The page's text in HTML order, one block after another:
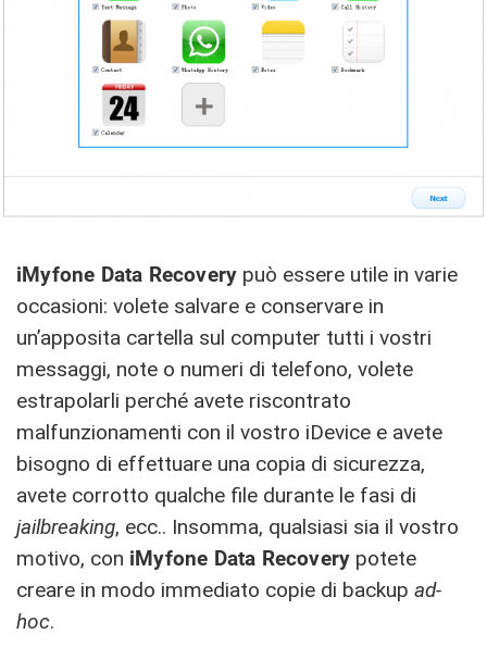
iMyfone Data Recovery può essere utile in varie
occasioni: volete salvare e conservare in
un’apposita cartella sul computer tutti i vostri
messaggi, note o numeri di telefono, volete
estrapolarli perché avete riscontrato
malfunzionamenti con il vostro iDevice e avete
bisogno di effettuare una copia di sicurezza,
avete corrotto qualche file durante le fasi di
jailbreaking, ecc.. Insomma, qualsiasi sia il vostro
motivo, con iMyfone Data Recovery potete
creare in modo immediato copie di backup ad-
hoc.